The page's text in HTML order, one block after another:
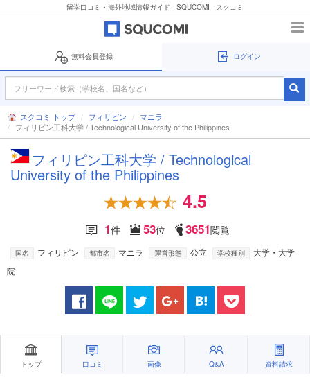
留学口コミ・海外地域情報ガイド - SQUCOMI - スクコミ
無料会員登録 ログイン
スクコミ トップ フィリピン
マニラ
フィリピン工科大学 / Technological University of the Philippines
フィリピン工科大学 / Technological
University of the Philippines
4.5
1件 53位 3651閲覧
国名 フィリピン 都市名 マニラ 運営形態 公立 学校種別
大学・大学
院
トップ 口コミ 画像 Q&A 資料請求